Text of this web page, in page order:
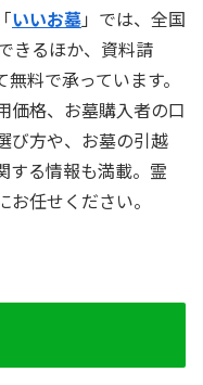
いいお墓」では、全国
きるほか、資料請
料で承っています。
価格、お墓購入者の口
び方や、お墓の引越
する情報も満載。霊
任せください。